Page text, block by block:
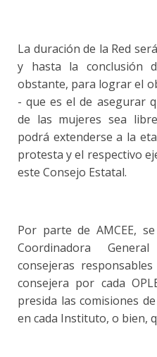
La duración de la Red
y hasta la conclusión
obstante, para lograr el
- que es el de asegurar
de las mujeres sea
podrá extenderse a la
protesta y el respectivo
este Consejo Estatal.
Por parte de AMCEE,
Coordinadora
consejeras
consejera por cada
presida las comisiones
en cada Instituto, o bien,